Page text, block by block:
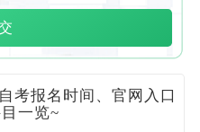
考报名时间、官网入口
一览~